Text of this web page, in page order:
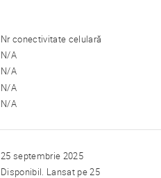
Nr conectivitate celulară
N/A
N/A
N/A
N/A
25 septembrie 2025
Disponibil. Lansat pe 25